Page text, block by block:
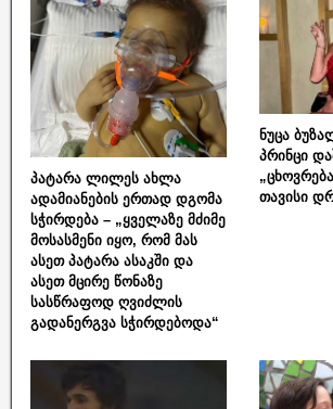
პატარა ლილეს ახლა
ადამიანების ერთად დგომა
სჭირდება – „ყველაზე მძიმე
მოსასმენი იყო, რომ მას
ასეთ პატარა ასაკში და
ასეთ მცირე წონაზე
სასწრაფოდ ღვიძლის
გადანერგვა სჭირდებოდა“
ნუცა
პრინცი
თავისი